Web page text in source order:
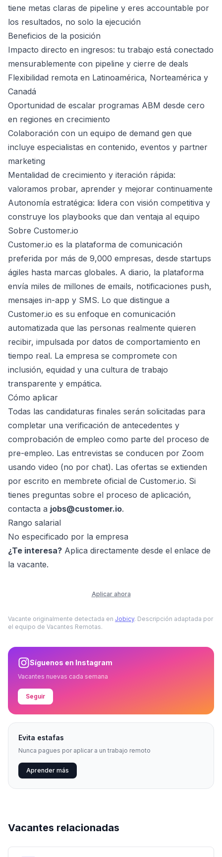
tiene metas claras de pipeline y eres accountable por
los resultados, no solo la ejecución
Beneficios de la posición
Impacto directo en ingresos: tu trabajo está conectado
mensurablemente con pipeline y cierre de deals
Flexibilidad remota en Latinoamérica, Norteamérica y
Canadá
Oportunidad de escalar programas ABM desde cero
en regiones en crecimiento
Colaboración con un equipo de demand gen que
incluye especialistas en contenido, eventos y partner
marketing
Mentalidad de crecimiento y iteración rápida:
valoramos probar, aprender y mejorar continuamente
Autonomía estratégica: lidera con visión competitiva y
construye los playbooks que dan ventaja al equipo
Sobre Customer.io
Customer.io es la plataforma de comunicación
preferida por más de 9,000 empresas, desde startups
ágiles hasta marcas globales. A diario, la plataforma
envía miles de millones de emails, notificaciones push,
mensajes in-app y SMS. Lo que distingue a
Customer.io es su enfoque en comunicación
automatizada que las personas realmente quieren
recibir, impulsada por datos de comportamiento en
tiempo real. La empresa se compromete con
inclusión, equidad y una cultura de trabajo
transparente y empática.
Cómo aplicar
Todas las candidaturas finales serán solicitadas para
completar una verificación de antecedentes y
comprobación de empleo como parte del proceso de
pre-empleo. Las entrevistas se conducen por Zoom
usando video (no por chat). Las ofertas se extienden
por escrito en membrete oficial de Customer.io. Si
tienes preguntas sobre el proceso de aplicación,
contacta a jobs@customer.io.
Rango salarial
No especificado por la empresa
¿Te interesa? Aplica directamente desde el enlace de
la vacante.
Aplicar ahora
Vacante originalmente detectada en Jobicy. Descripción adaptada por
el equipo de Vacantes Remotas.
Síguenos en Instagram
Vacantes nuevas cada semana
Seguir
Evita estafas
Nunca pagues por aplicar a un trabajo remoto
Aprender más
Vacantes relacionadas